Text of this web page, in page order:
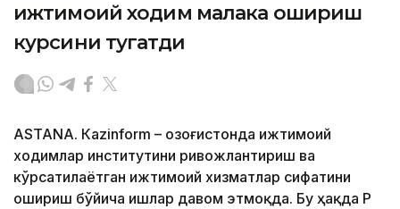
ижтимоий ходим малака ошириш
курсини тугатди
ASTANА. Кazinform – Қозоғистонда ижтимоий
ходимлар институтини ривожлантириш ва
кўрсатилаётган ижтимоий хизматлар сифатини
ошириш бўйича ишлар давом этмоқда. Бу ҳақда ҚР